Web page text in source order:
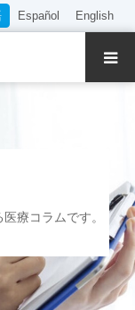
Español English
療コラムです。